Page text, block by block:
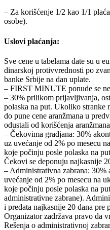
– Za korišćenje 1/2 kao 1/1
osobe).
Uslovi plaćanja:
Sve cene u tabelama date su u
dinarskoj protivvrednosti po
banke Srbije na dan uplate.
– FIRST MINUTE ponude se
– 30% prilikom prijavljivanja,
polaska na put. Ukoliko stranke
do pune cene aranžmana u
odustali od korišćenja
– Čekovima gradjana: 30%
uz uvećanje od 2% po mesecu
koje počinju posle polaska na
Čekovi se deponuju najkasnije
– Administrativna zabrana: 30%
uvećanje od 2% po mesecu na
koje počinju posle polaska na
administrativne zabrane).
i predata najkasnije 20 dana pre
Organizator zadržava pravo da
Rešenja o administrativnoj